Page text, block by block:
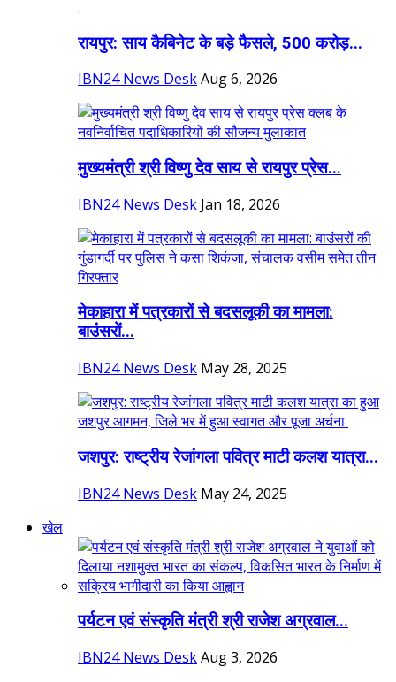
रायपुर: साय कैबिनेट के बड़े फैसले, 500 करोड़...
IBN24 News DeskAug 6, 2026
मुख्यमंत्री श्री विष्णु देव साय से रायपुर प्रेस...
IBN24 News Desk Jan 18, 2026
मेकाहारा में पत्रकारों से बदसलूकी का मामला:
बाउंसरों...
IBN24 News Desk May 28, 2025
जशपुर: राष्ट्रीय रेजांगला पवित्र माटी कलश यात्रा...
IBN24 News Desk May 24, 2025
खेल
पर्यटन एवं संस्कृति मंत्री श्री राजेश अग्रवाल...
IBN24 News DeskAug 3, 2026